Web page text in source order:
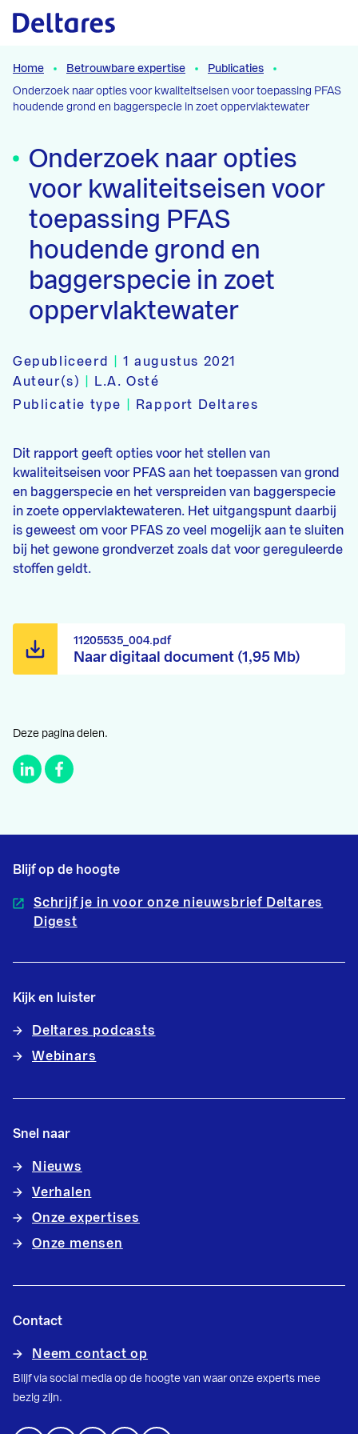
Naar hoofdcontent
Home Betrouwbare expertise
Publicaties
Onderzoek naar opties voor kwaliteitseisen voor toepassing PFAS
houdende grond en baggerspecie in zoet oppervlaktewater
Onderzoek naar opties
voor kwaliteitseisen voor
toepassing PFAS
houdende grond en
baggerspecie in zoet
oppervlaktewater
Gepubliceerd |1 augustus 2021
Auteur(s)
L.A. Osté
Publicatie type
Rapport Deltares
Dit rapport geeft opties voor het stellen van
kwaliteitseisen voor PFAS aan het toepassen van grond
en baggerspecie en het verspreiden van baggerspecie
in zoete oppervlaktewateren. Het uitgangspunt daarbij
is geweest om voor PFAS zo veel mogelijk aan te sluiten
bij het gewone grondverzet zoals dat voor gereguleerde
stoffen geldt.
Naar digitaal document (1,95 Mb)
11205535_004.pdf
Deze pagina delen.
Blijf op de hoogte
Schrijf je in voor onze nieuwsbrief Deltares
Digest
Kijk en luister
Deltares podcasts
Webinars
Snel naar
Nieuws
Verhalen
Onze expertises
Onze mensen
Contact
Neem contact op
Blijf via social media op de hoogte van waar onze experts mee
bezig zijn.